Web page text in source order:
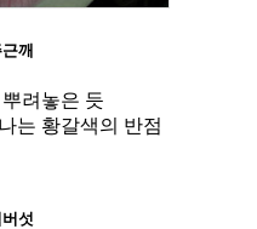
깨
려놓은 듯
는 황갈색의 반점
버섯